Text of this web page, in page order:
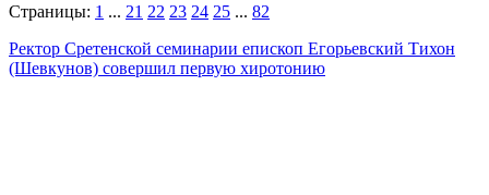
Страницы: 1 ... 21 22 23 24 25 ... 82
Ректор Сретенской семинарии епископ Егорьевский Тихон
(Шевкунов) совершил первую хиротонию